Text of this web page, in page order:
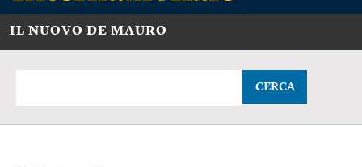
IL NUOVO DE MAURO
CERCA